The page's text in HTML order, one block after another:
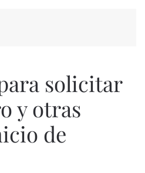
solicitar
y otras
de